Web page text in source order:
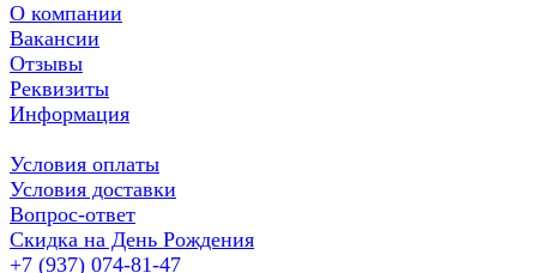
О компании
Вакансии
Отзывы
Реквизиты
Информация
Условия оплаты
Условия доставки
Вопрос-ответ
Скидка на День Рождения
+7 (937) 074-81-47